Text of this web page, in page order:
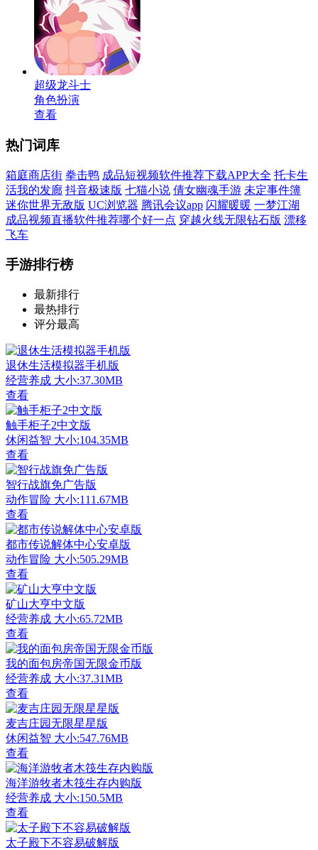
超级龙斗士
角色扮演
查看
热门词库
箱庭商店街 拳击鸭 成品短视频软件推荐下载APP大全 托卡生
活我的发廊 抖音极速版 七猫小说 倩女幽魂手游 未定事件簿
迷你世界无敌版 UC浏览器 腾讯会议app 闪耀暖暖 一梦江湖
成品视频直播软件推荐哪个好一点 穿越火线无限钻石版 漂移
飞车
手游排行榜
最新排行
最热排行
评分最高
退休生活模拟器手机版
经营养成 大小:37.30MB
查看
触手柜子2中文版
休闲益智 大小:104.35MB
查看
智行战旗免广告版
动作冒险 大小:111.67MB
查看
都市传说解体中心安卓版
动作冒险 大小:505.29MB
查看
矿山大亨中文版
经营养成 大小:65.72MB
查看
我的面包房帝国无限金币版
经营养成 大小:37.31MB
查看
麦吉庄园无限星星版
休闲益智 大小:547.76MB
查看
海洋游牧者木筏生存内购版
经营养成 大小:150.5MB
查看
太子殿下不容易破解版